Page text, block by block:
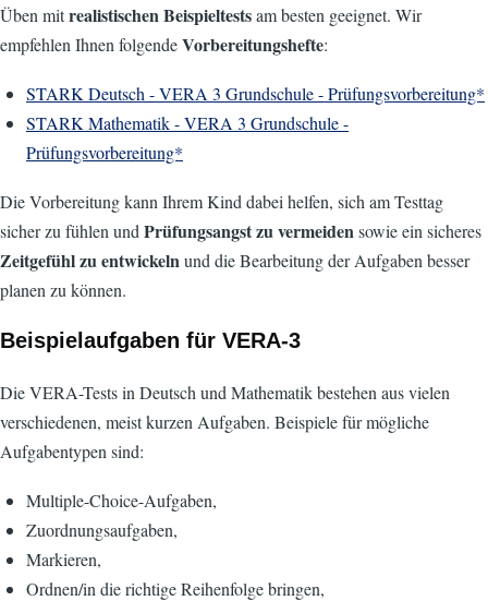
Üben mitrealistischen Beispieltestsam besten geeignet. Wir
empfehlen Ihnen folgendeVorbereitungshefte:
STARK Deutsch - VERA 3 Grundschule - Prüfungsvorbereitung*
STARK Mathematik - VERA 3 Grundschule -
Prüfungsvorbereitung*
Die Vorbereitung kann Ihrem Kind dabei helfen, sich am Testtag
sicher zu fühlen und Prüfungsangst zu vermeidensowie ein sicheres
Zeitgefühl zu entwickelnund die Bearbeitung der Aufgaben besser
planen zu können.
Beispielaufgaben für VERA-3
Die VERA-Tests in Deutsch und Mathematik bestehen aus vielen
verschiedenen, meist kurzen Aufgaben. Beispiele für mögliche
Aufgabentypen sind:
Multiple-Choice-Aufgaben,
Zuordnungsaufgaben,
Markieren,
Ordnen/in die richtige Reihenfolge bringen,